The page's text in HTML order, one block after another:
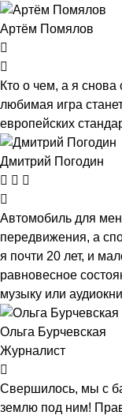
Артём Помялов
Кто о чем, а я
любимая игра
европейских
Дмитрий Погодин
Автомобиль для
передвижения, а
я почти 20 лет, и
равновесное
музыку или
Ольга Бурчевская
Журналист
Свершилось, мы с
землю под ним!